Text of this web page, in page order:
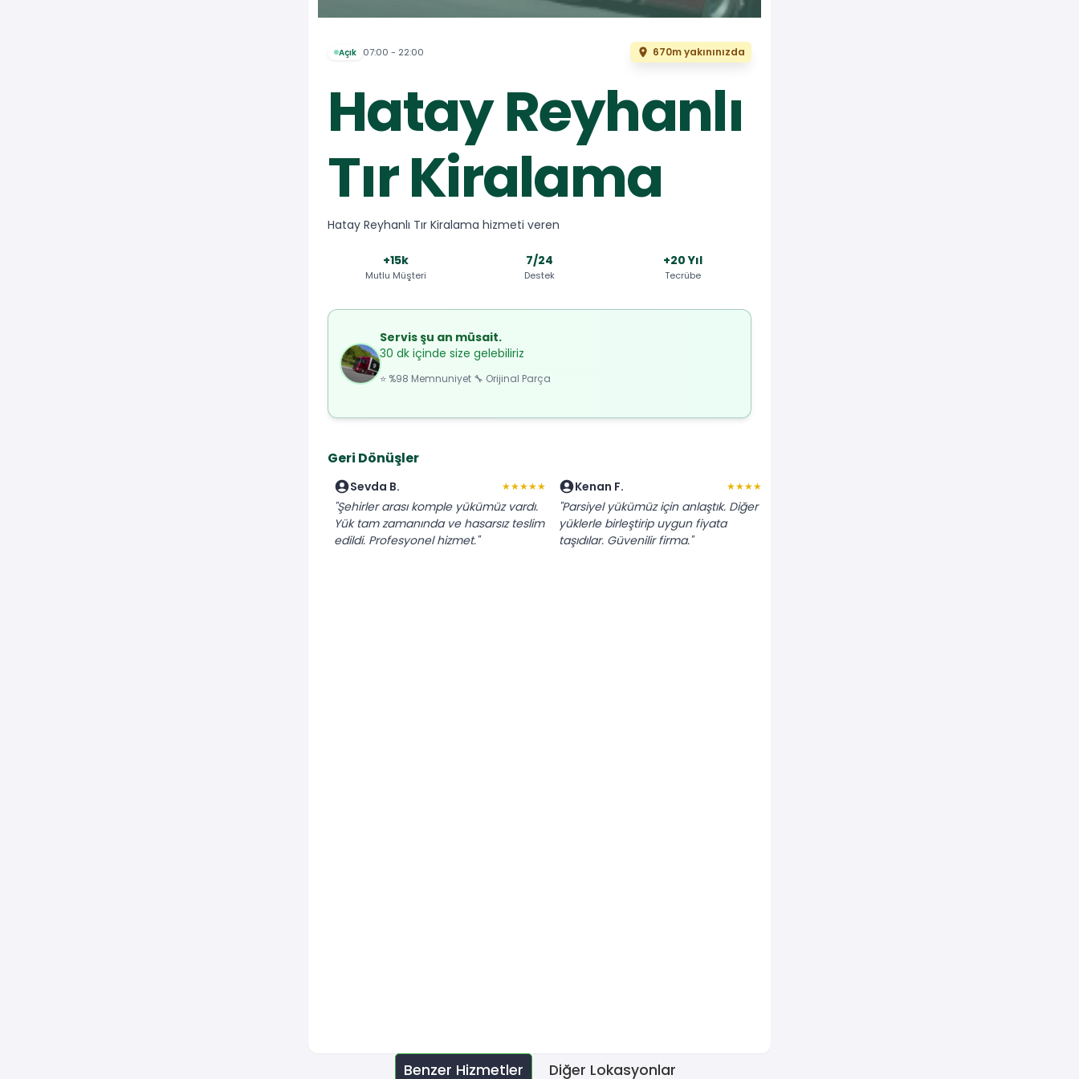
Açık 07:00 - 22:00 670m yakınınızda
Hatay Reyhanlı
Tır Kiralama
Hatay Reyhanlı Tır Kiralama hizmeti veren
+15k
Mutlu Müşteri
7/24
Destek
+20 Yıl
Tecrübe
Servis şu an müsait.
30 dk içinde size gelebiliriz
⭐ %98 Memnuniyet 🔧 Orijinal Parça
Geri Dönüşler
Sevda B. ★★★★★
"Şehirler arası komple yükümüz vardı.
Yük tam zamanında ve hasarsız teslim
edildi. Profesyonel hizmet."
Kenan F. ★★★★★
"Parsiyel yükümüz için anlaştık. Diğer
yüklerle birleştirip uygun fiyata
taşıdılar. Güvenilir firma."
Benzer Hizmetler Diğer Lokasyonlar